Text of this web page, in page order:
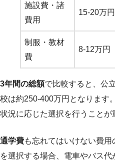
施設費・諸
費用
15-20万円
制服・教材
費
8-12万円
3年間の総額で比較すると、公
校は約250-400万円となります
状況に応じた選択を行うことが
通学費も忘れてはいけない費
を選択する場合、電車やバス